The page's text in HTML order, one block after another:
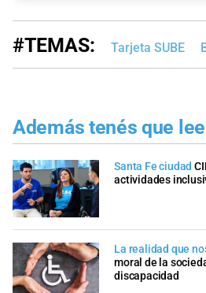
#TEMAS: Tarjeta SUBE
Además tenés que
Santa Fe ciudad
actividades
La realidad que
moral de la
discapacidad